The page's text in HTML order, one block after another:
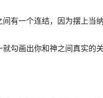
有一个连结，因为摆上当
勾画出你和神之间真实的关